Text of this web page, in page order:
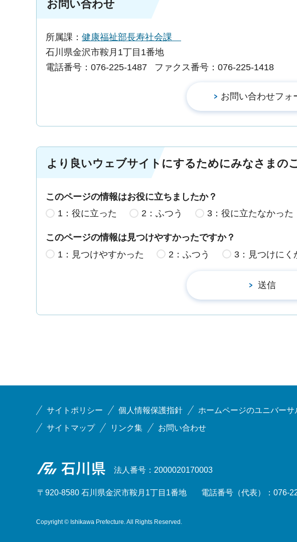
お問い合わせ
所属課： 健康福祉部長寿社会課
石川県金沢市鞍月1丁目1番地
電話番号：076-225-1487
ファクス番号：076-225-1418
より良いウェブサイトにするためにみなさまの
このページの情報はお役に立ちましたか？
1：役に立った
2：ふつう 3：役に立たなかった
このページの情報は見つけやすかったですか？
1：見つけやすかった
2：ふつう 3：見つけにく
サイトポリシー 個人情報保護指針 ホームページのユニバー
サイトマップ リンク集 お問い合わせ
石川県 法人番号：2000020170003
〒920-8580 石川県金沢市鞍月1丁目1番地 電話番号（代表）：076-
Copyright © Ishikawa Prefecture. All Rights Reserved.